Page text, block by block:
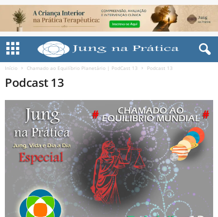
Início Chamado ao Equilíbrio Planetário | PodCast 13 Podcast 13
Podcast 13